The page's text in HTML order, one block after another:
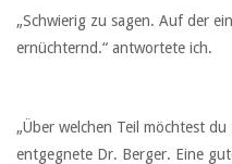
„Schwierig zu sagen. Auf der
ernüchternd.“ antwortete ich.
„Über welchen Teil möchtest
entgegnete Dr. Berger. Eine